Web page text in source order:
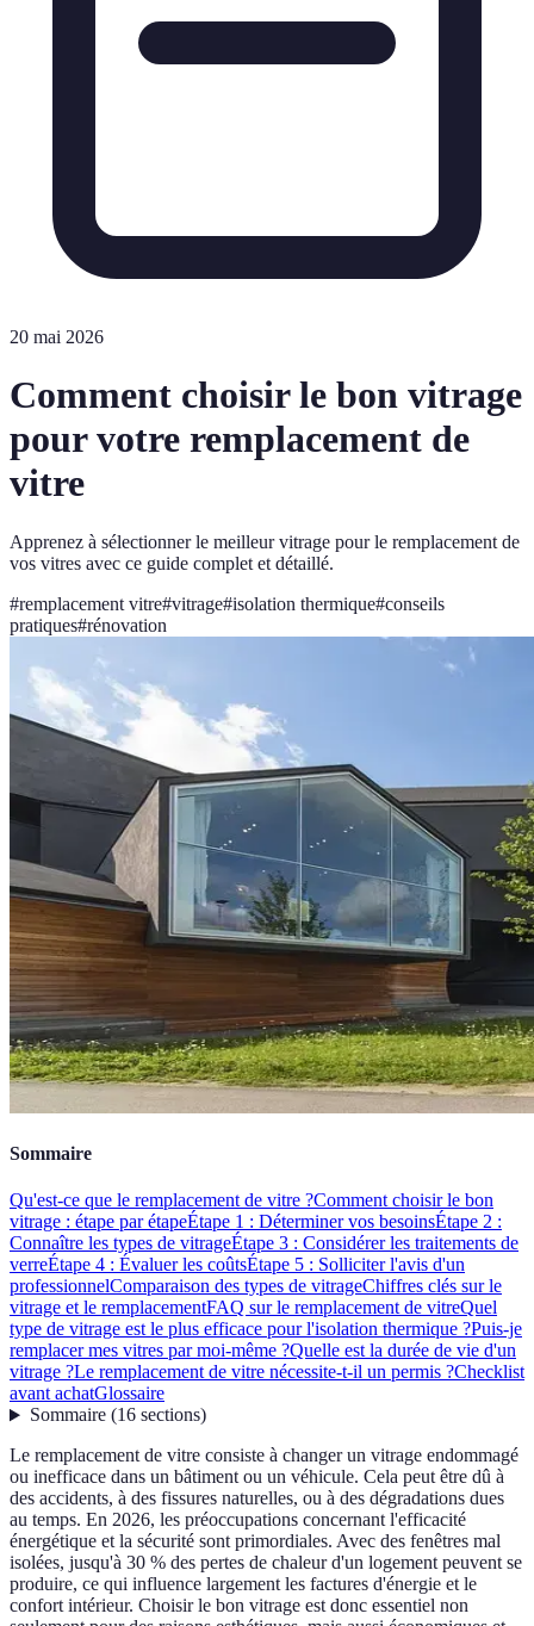
20 mai 2026
Comment choisir le bon vitrage
pour votre remplacement de
vitre
Apprenez à sélectionner le meilleur vitrage pour le remplacement de
vos vitres avec ce guide complet et détaillé.
#remplacement vitre#vitrage#isolation thermique#conseils
pratiques#rénovation
Sommaire
Qu'est-ce que le remplacement de vitre ?Comment choisir le bon
vitrage : étape par étapeÉtape 1 : Déterminer vos besoinsÉtape 2 :
Connaître les types de vitrageÉtape 3 : Considérer les traitements de
verreÉtape 4 : Évaluer les coûtsÉtape 5 : Solliciter l'avis d'un
professionnelComparaison des types de vitrageChiffres clés sur le
vitrage et le remplacementFAQ sur le remplacement de vitreQuel
type de vitrage est le plus efficace pour l'isolation thermique ?Puis-je
remplacer mes vitres par moi-même ?Quelle est la durée de vie d'un
vitrage ?Le remplacement de vitre nécessite-t-il un permis ?Checklist
avant achatGlossaire
Sommaire(16 sections)
Le remplacement de vitre consiste à changer un vitrage endommagé
ou inefficace dans un bâtiment ou un véhicule. Cela peut être dû à
des accidents, à des fissures naturelles, ou à des dégradations dues
au temps. En 2026, les préoccupations concernant l'efficacité
énergétique et la sécurité sont primordiales. Avec des fenêtres mal
isolées, jusqu'à 30 % des pertes de chaleur d'un logement peuvent se
produire, ce qui influence largement les factures d'énergie et le
confort intérieur. Choisir le bon vitrage est donc essentiel non